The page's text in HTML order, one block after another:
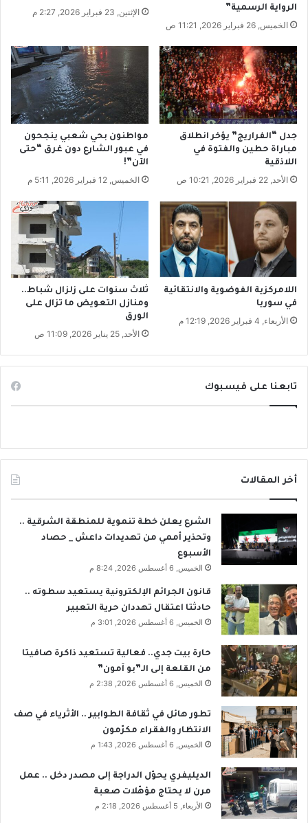
ل
ب
ع
ض
ه
م
ع
ه
ا
م
و
د
ا
ل
ح
ن
ا
و
ي
ي
ا
ب
م
ا
ي
ة
ا
ل
ي
ا
الرواية الرسمية”
الخميس, 26 فبراير 2026, 11:21 ص
الإثنين, 23 فبراير 2026, 2:27 م
جدل “الفراريج” يؤخر انطلاق
مباراة حطين والفتوة في
اللاذقية
الأحد, 22 فبراير 2026, 10:21 ص
مواطنون بحي شعبي ينجحون
في عبور الشارع دون غرق “حتى
الآن”!
الخميس, 12 فبراير 2026, 5:11 م
اللامركزية الفوضوية والانتقائية
في سوريا
الأربعاء, 4 فبراير 2026, 12:19 م
ثلاث سنوات على زلزال شباط..
ومنازل التعويض ما تزال على
الورق
الأحد, 25 يناير 2026, 11:09 ص
تابعنا على فيسبوك
أخر المقالات
الشرع يعلن خطة تنموية للمنطقة الشرقية ..
وتحذير أممي من تهديدات داعش _ حصاد
الأسبوع
الخميس, 6 أغسطس 2026, 8:24 م
قانون الجرائم الإلكترونية يستعيد سطوته ..
حادثتا اعتقال تهددان حرية التعبير
الخميس, 6 أغسطس 2026, 3:01 م
حارة بيت جدي.. فعالية تستعيد ذاكرة صافيتا
من القلعة إلى الـ”بو آمون”
الخميس, 6 أغسطس 2026, 2:38 م
تطور هائل في ثقافة الطوابير .. الأثرياء في صف
الانتظار والفقراء مكرّمون
الخميس, 6 أغسطس 2026, 1:43 م
الديليفري يحوّل الدراجة إلى مصدر دخل .. عمل
مرن لا يحتاج مؤهّلات صعبة
الأربعاء, 5 أغسطس 2026, 2:18 م